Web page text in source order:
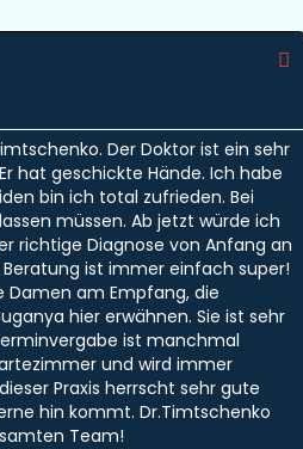
Der Doktor ist ein sehr
hat geschickte Hände. Ich habe
bin ich total zufrieden. Bei
müssen. Ab jetzt würde ich
richtige Diagnose von Anfang an
ist immer einfach super!
Damen am Empfang, die
hier erwähnen. Sie ist sehr
ist manchmal
und wird immer
Praxis herrscht sehr gute
hin kommt. Dr.Timtschenko
Team!